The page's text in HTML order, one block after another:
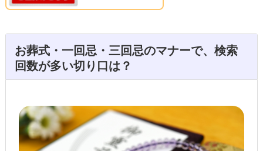
お葬式・一回忌・三回忌のマナーで、検索
回数が多い切り口は？